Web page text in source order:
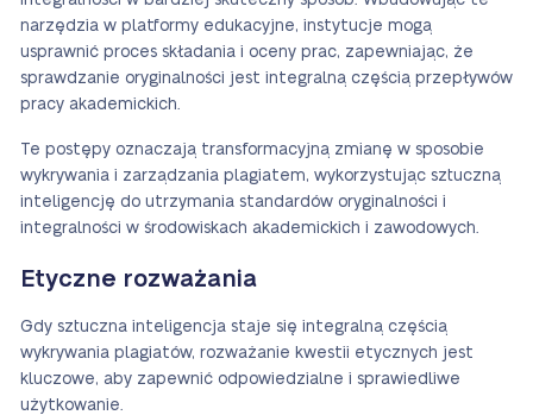
narzędzia w platformy edukacyjne, instytucje mogą
usprawnić proces składania i oceny prac, zapewniając, że
sprawdzanie oryginalności jest integralną częścią przepływów
pracy akademickich.
Te postępy oznaczają transformacyjną zmianę w sposobie
wykrywania i zarządzania plagiatem, wykorzystując sztuczną
inteligencję do utrzymania standardów oryginalności i
integralności w środowiskach akademickich i zawodowych.
Etyczne rozważania
Gdy sztuczna inteligencja staje się integralną częścią
wykrywania plagiatów, rozważanie kwestii etycznych jest
kluczowe, aby zapewnić odpowiedzialne i sprawiedliwe
użytkowanie.